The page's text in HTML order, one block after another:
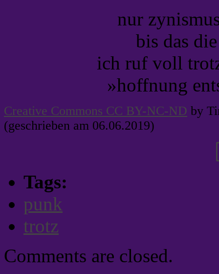
nur
bis das
ich ruf voll
»hoffnung
Creative Commons CC BY-NC-ND by
(geschrieben am 06.06.2019)
Tags:
punk
trotz
Comments are closed.